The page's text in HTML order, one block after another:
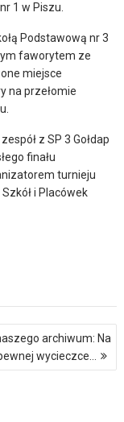
1 w Piszu.
Podstawową nr 3
faworytem ze
miejsce
na przełomie
z SP 3 Gołdap
finału
turnieju
Szkół i Placówek
archiwum: Na
wycieczce…